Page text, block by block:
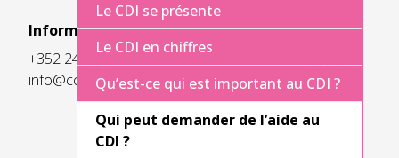
Le CDI se présente
Le CDI en chiffres
Qu’est-ce qui est important au CDI ?
Qui peut demander de l’aide au
CDI ?
Informations pratiques:
+352 247-55700
info@cc-cdi.lu